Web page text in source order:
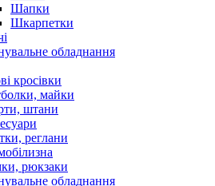
Шапки
Шкарпетки
обладнання
кросівки
майки
штани
реглани
рюкзаки
обладнання